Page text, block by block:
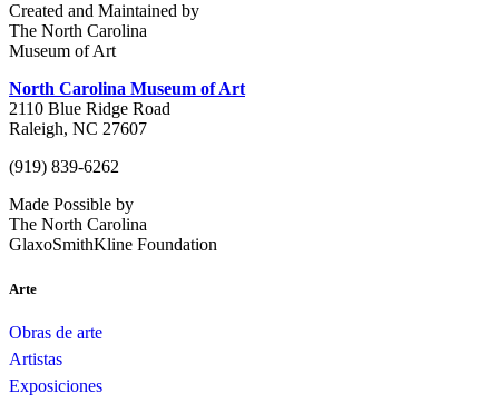
Created and Maintained by
The North Carolina
Museum of Art
North Carolina Museum of Art
2110 Blue Ridge Road
Raleigh, NC 27607
(919) 839-6262
Made Possible by
The North Carolina
GlaxoSmithKline Foundation
Arte
Obras de arte
Artistas
Exposiciones